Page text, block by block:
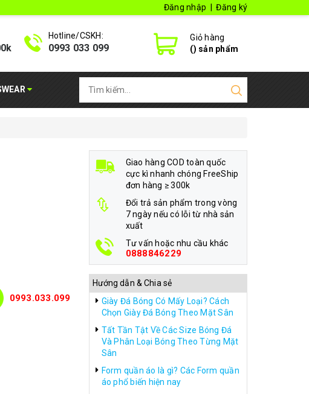
Đăng nhập Đăng ký
Hotline/CSKH:
0993 033 099
Giỏ hàng
() sản phẩm
0993.033.099
Giao hàng COD toàn quốc
cực kì nhanh chóng FreeShip
đơn hàng ≥ 300k
Đổi trả sản phẩm trong vòng
7 ngày nếu có lỗi từ nhà sản
xuất
Tư vấn hoặc nhu cầu khác
0888846229
Hướng dẫn & Chia sẻ
Giày Đá Bóng Có Mấy Loại? Cách
Chọn Giày Đá Bóng Theo Mặt Sân
Tất Tần Tật Về Các Size Bóng Đá
Và Phân Loại Bóng Theo Từng Mặt
Sân
Form quần áo là gì? Các Form quần
áo phổ biến hiện nay